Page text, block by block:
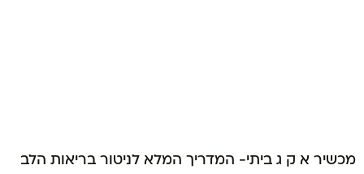
מכשיר א ק ג ביתי- המדריך המלא לניטור בריאות הלב